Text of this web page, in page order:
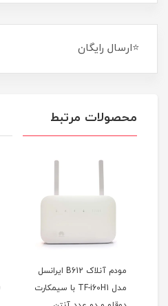
⭐ارسال رایگان
محصولات مرتبط
مودم آنلاک B612 ایرانسل
مدل TF-i60H1 با سیمکارت